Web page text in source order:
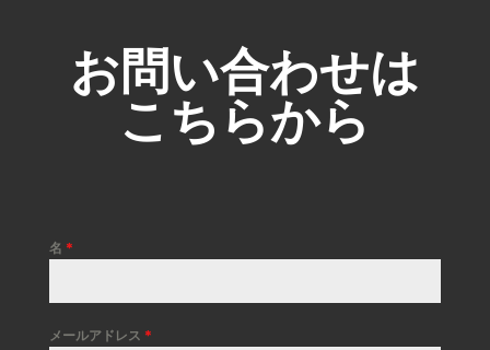
お問い合わせは
こちらから
名 *
メールアドレス *